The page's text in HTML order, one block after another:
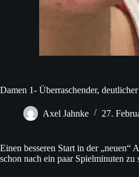
Damen 1- Überraschender,
Axel Jahnke 27.
Einen besseren Start in der
schon nach ein paar Spielminuten